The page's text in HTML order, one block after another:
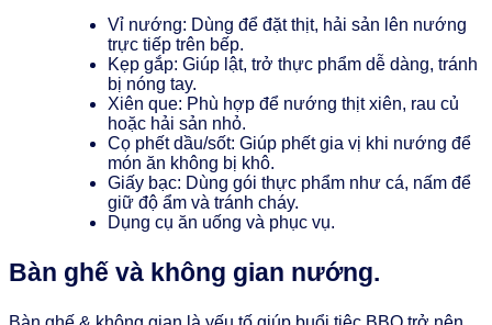
Vỉ nướng: Dùng để đặt thịt, hải sản lên nướng
trực tiếp trên bếp.
Kẹp gắp: Giúp lật, trở thực phẩm dễ dàng, tránh
bị nóng tay.
Xiên que: Phù hợp để nướng thịt xiên, rau củ
hoặc hải sản nhỏ.
Cọ phết dầu/sốt: Giúp phết gia vị khi nướng để
món ăn không bị khô.
Giấy bạc: Dùng gói thực phẩm như cá, nấm để
giữ độ ẩm và tránh cháy.
Dụng cụ ăn uống và phục vụ.
Bàn ghế và không gian nướng.